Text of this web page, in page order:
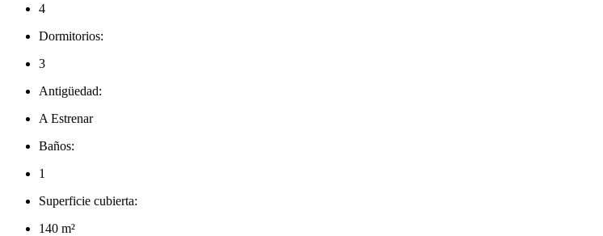
4
Dormitorios:
3
Antigüedad:
A Estrenar
Baños:
1
Superficie cubierta:
140 m²